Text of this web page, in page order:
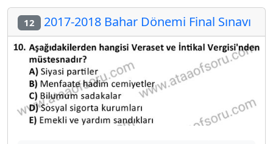
12 2017-2018 Bahar Dönemi Final Sınavı